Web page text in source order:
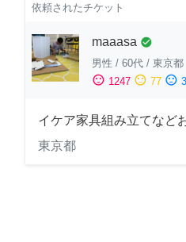
依頼されたチケット
maaasa check_circle
男性 / 60代 / 東京都
sentiment_satisfied 1247 sentiment_neutral 77 sentiment_dissatisfied 3
イケア家具組み立てなど
東京都